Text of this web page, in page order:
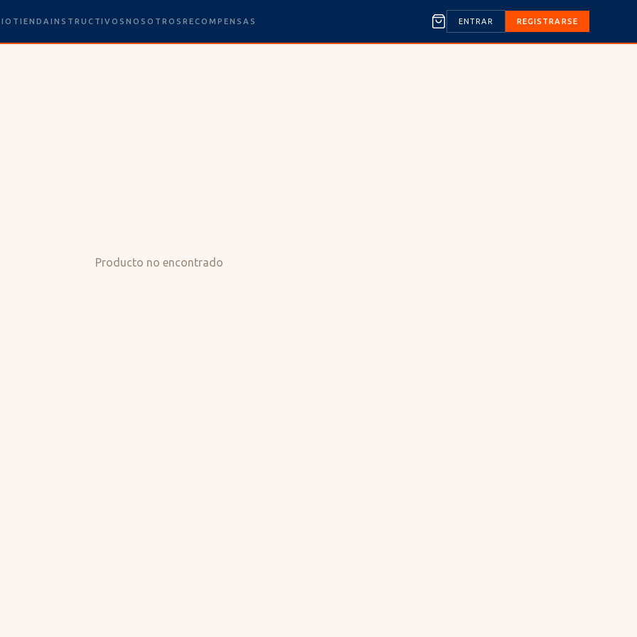
TIENDA INSTRUCTIVOSNOSOTROSRECOMPENSAS ENTRAR REGISTRARSE
Producto no encontrado